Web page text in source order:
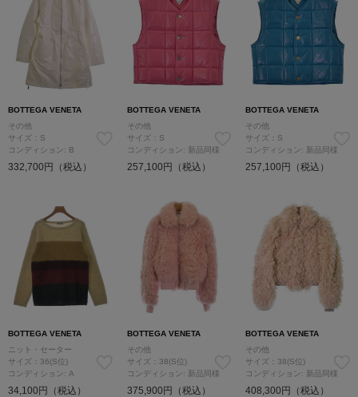
BOTTEGA VENETA
その他
サイズ：S
コンディション: B
332,700円（税込）
BOTTEGA VENETA
その他
サイズ：S
コンディション: 新品同様
257,100円（税込）
BOTTEGA VENETA
その他
サイズ：S
コンディション: 新品同様
257,100円（税込）
BOTTEGA VENETA
ニット・セーター
サイズ：36(S位)
コンディション: A
34,100円（税込）
BOTTEGA VENETA
その他
サイズ：38(S位)
コンディション: 新品同様
375,900円（税込）
BOTTEGA VENETA
その他
サイズ：38(S位)
コンディション: 新品同様
408,300円（税込）